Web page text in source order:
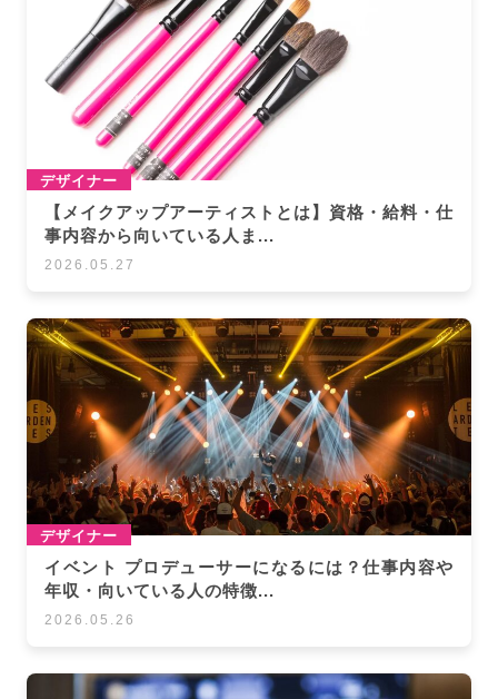
デザイナー
【メイクアップアーティストとは】資格・給料・仕
事内容から向いている人ま...
2026.05.27
デザイナー
イベント プロデューサーになるには？仕事内容や
年収・向いている人の特徴...
2026.05.26